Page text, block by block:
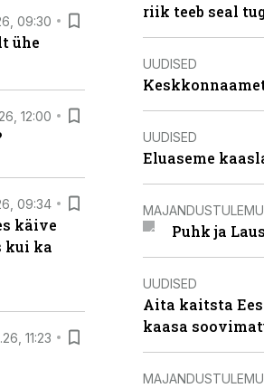
09:30
ühe
12:00
09:34
käive
kui ka
11:23
riik teeb seal
UUDISED
UUDISED
Eluaseme
Puhk ja
UUDISED
Aita kaitsta
kaasa